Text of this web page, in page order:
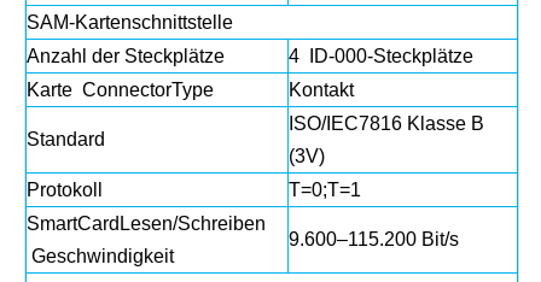
SAM-Kartenschnittstelle
Anzahl der Steckplätze
4 ID-000-Steckplätze
Karte ConnectorType
Kontakt
Standard
ISO/IEC7816 Klasse B
(3V)
Protokoll
T=0;T=1
SmartCardLesen/Schreiben
Geschwindigkeit
9.600–115.200 Bit/s